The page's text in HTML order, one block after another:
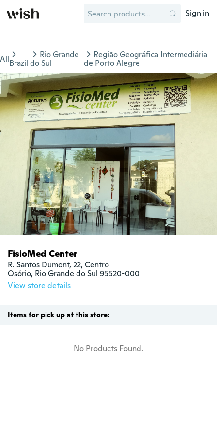
Sign in
AllBrazil
Rio Grande
do Sul
Região Geográfica Intermediária
de Porto Alegre
FisioMed Center
R. Santos Dumont, 22, Centro
Osório, Rio Grande do Sul 95520-000
View store details
Items for pick up at this store:
No Products Found.